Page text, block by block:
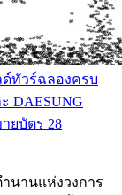
ด์ทัวร์ฉลองครบ
DAESUNG
ยบัตร 28
นานแห่งวงการ